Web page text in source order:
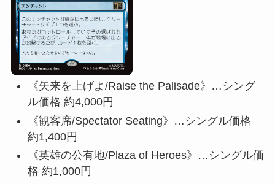
《矢来を上げよ/Raise the Palisade》…シング
ル価格 約4,000円
《観客席/Spectator Seating》…シングル価格
約1,400円
《英雄の公有地/Plaza of Heroes》…シングル価
格 約1,000円